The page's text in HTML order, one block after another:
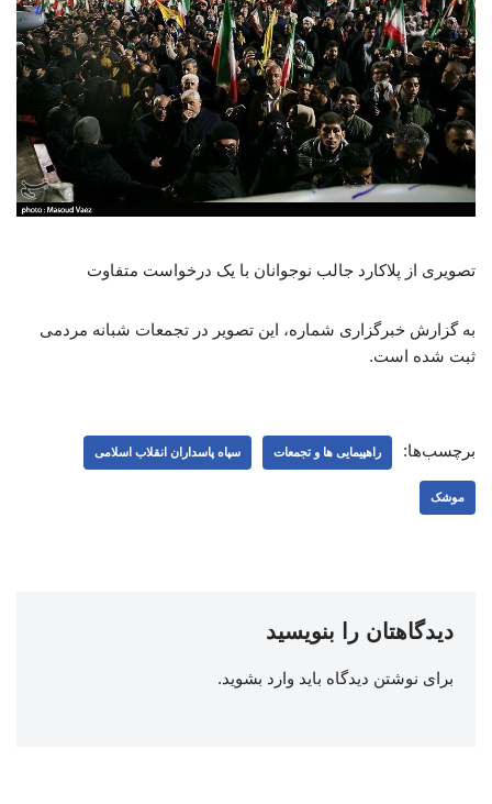
تصویری از پلاکارد جالب نوجوانان با یک درخواست متفاوت
به گزارش خبرگزاری شماره، این تصویر در تجمعات شبانه مردمی
ثبت شده است.
برچسب‌ها: راهپیمایی ها و تجمعات سپاه پاسداران انقلاب اسلامی
موشک
دیدگاهتان را بنویسید
برای نوشتن دیدگاه باید وارد بشوید.